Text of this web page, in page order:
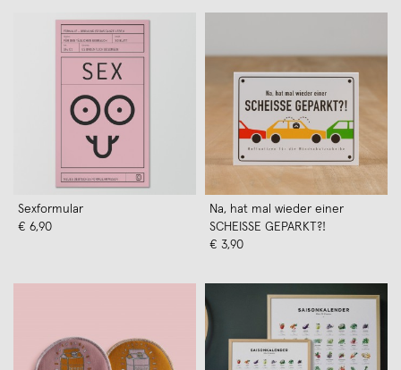
Sexformular
€ 6,90
Na, hat mal wieder einer
SCHEISSE GEPARKT?!
€ 3,90